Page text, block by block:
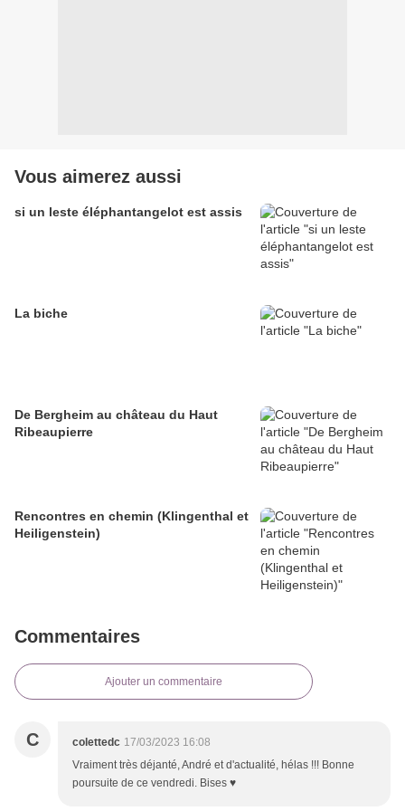
Vous aimerez aussi
si un leste éléphantangelot est assis
La biche
De Bergheim au château du Haut
Ribeaupierre
Rencontres en chemin (Klingenthal et
Heiligenstein)
Commentaires
Ajouter un commentaire
C colettedc 17/03/2023 16:08
Vraiment très déjanté, André et d'actualité, hélas !!! Bonne
poursuite de ce vendredi. Bises ♥